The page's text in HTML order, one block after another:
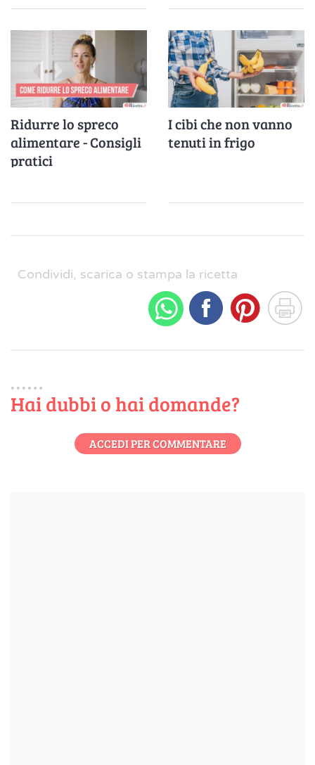
Ridurre lo spreco
alimentare - Consigli
pratici
I cibi che non vanno
tenuti in frigo
Condividi, scarica o stampa la ricetta
Hai dubbi o hai domande?
ACCEDI PER COMMENTARE